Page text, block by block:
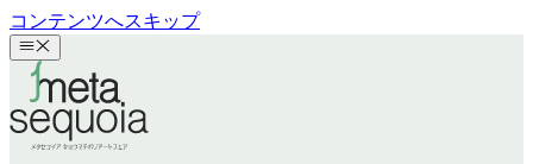
コンテンツへスキップ